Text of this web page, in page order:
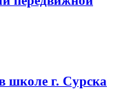
школе г. Сурска